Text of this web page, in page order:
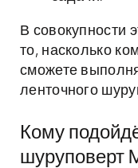
В совокупности
то, насколько
сможете
ленточного
Кому
шуруповерт